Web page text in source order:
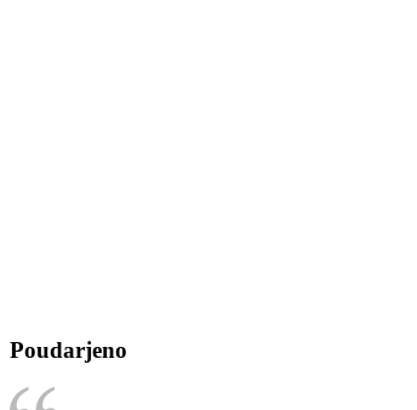
Poudarjeno